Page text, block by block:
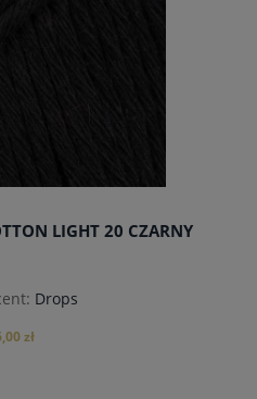
LIGHT 20 CZARNY
Drops
zł